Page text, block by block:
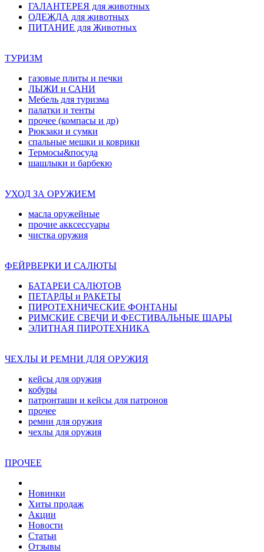
ГАЛАНТЕРЕЯ для животных
ОДЕЖДА для животных
ПИТАНИЕ для Животных
ТУРИЗМ
газовые плиты и печки
ЛЫЖИ и САНИ
Мебель для туризма
палатки и тенты
прочее (компасы и др)
Рюкзаки и сумки
спальные мешки и коврики
Термосы&посуда
шашлыки и барбекю
УХОД ЗА ОРУЖИЕМ
масла оружейные
прочие акксессуары
чистка оружия
ФЕЙРВЕРКИ И САЛЮТЫ
БАТАРЕИ САЛЮТОВ
ПЕТАРДЫ и РАКЕТЫ
ПИРОТЕХНИЧЕСКИЕ ФОНТАНЫ
РИМСКИЕ СВЕЧИ И ФЕСТИВАЛЬНЫЕ ШАРЫ
ЭЛИТНАЯ ПИРОТЕХНИКА
ЧЕХЛЫ И РЕМНИ ДЛЯ ОРУЖИЯ
кейсы для оружия
кобуры
патронташи и кейсы для патронов
прочее
ремни для оружия
чехлы для оружия
ПРОЧЕЕ
Новинки
Хиты продаж
Акции
Новости
Статьи
Отзывы